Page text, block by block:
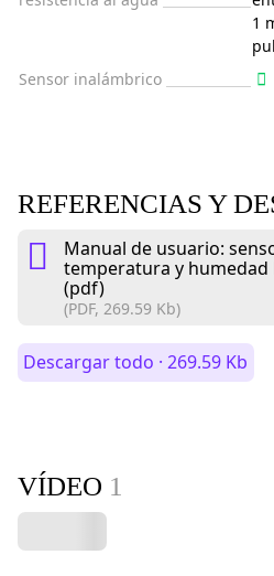
1
Sensor inalámbrico
REFERENCIAS Y
Manual de usuario:
temperatura y humedad
(pdf)
(PDF, 269.59 Kb)
Descargar todo · 269.59 Kb
VÍDEO 1